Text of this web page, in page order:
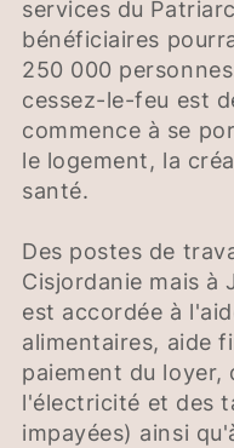
services du
bénéficiaires
250 000
cessez-le-feu est
commence à se
le logement, la
santé.
Des postes de
Cisjordanie mais à
est accordée à
alimentaires, aide
paiement du loyer,
l'électricité et des
impayées) ainsi